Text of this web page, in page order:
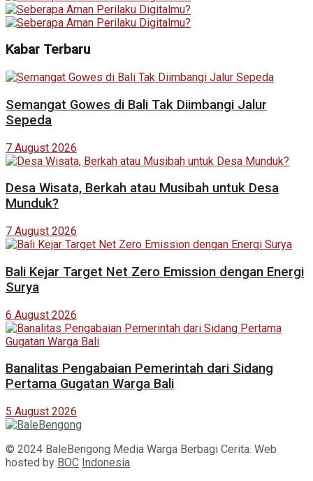
Kabar Terbaru
Semangat Gowes di Bali Tak Diimbangi Jalur
Sepeda
7 August 2026
Desa Wisata, Berkah atau Musibah untuk Desa
Munduk?
7 August 2026
Bali Kejar Target Net Zero Emission dengan Energi
Surya
6 August 2026
Banalitas Pengabaian Pemerintah dari Sidang
Pertama Gugatan Warga Bali
5 August 2026
© 2024 BaleBengong Media Warga Berbagi Cerita. Web
hosted by BOC Indonesia